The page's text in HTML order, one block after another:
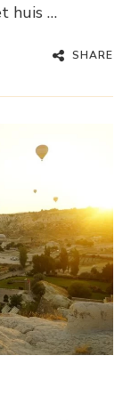
huis …
SHARE